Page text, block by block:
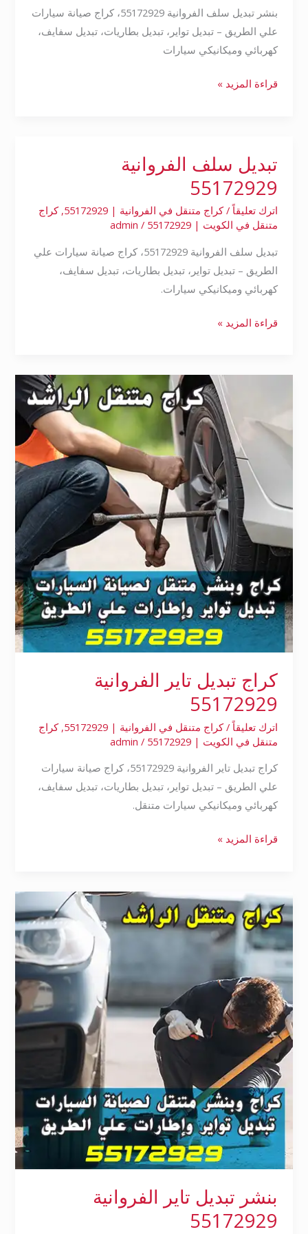
بنشر تبديل سلف الفروانية 55172929، كراج صيانة سيارات
علي الطريق – تبديل تواير، تبديل بطاريات، تبديل سفايف،
كهربائي وميكانيكي سيارات
قراءة المزيد »
تبديل سلف الفروانية
55172929
اترك تعليقاً /كراج متنقل في الفروانية | 55172929 ,كراج
متنقل في الكويت | 55172929
/
admin
تبديل سلف الفروانية 55172929، كراج صيانة سيارات علي
الطريق – تبديل تواير، تبديل بطاريات، تبديل سفايف،
كهربائي وميكانيكي سيارات.
تبديل
سلف
الفروانية
55172929
قراءة المزيد »
كراج تبديل تاير الفروانية
55172929
اترك تعليقاً /كراج متنقل في الفروانية | 55172929 ,كراج
متنقل في الكويت | 55172929
/
admin
كراج تبديل تاير الفروانية 55172929، كراج صيانة سيارات
علي الطريق – تبديل تواير، تبديل بطاريات، تبديل سفايف،
كهربائي وميكانيكي سيارات متنقل.
55172929
قراءة المزيد »
بنشر تبديل تاير الفروانية
55172929
بنشر
تبديل
تاير
الفروانية
55172929